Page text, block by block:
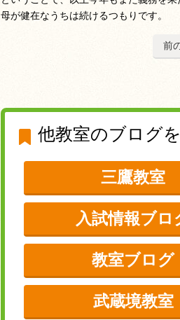
母が健在なうちは続けるつもりです。
前
他教室のブログ
三鷹教室
入試情報ブロ
教室ブログ
武蔵境教室